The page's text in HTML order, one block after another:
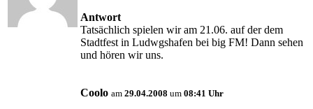
Antwort
Tatsächlich spielen wir am 21.06. auf der dem
Stadtfest in Ludwgshafen bei big FM! Dann sehen
und hören wir uns.
Coolo am 29.04.2008 um 08:41 Uhr